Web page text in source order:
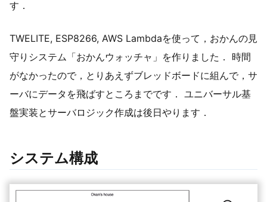
す．
TWELITE, ESP8266, AWS Lambdaを使って，おかんの見
守りシステム「おかんウォッチャ」を作りました． 時間
がなかったので，とりあえずブレッドボードに組んで，サ
ーバにデータを飛ばすところまでです． ユニバーサル基
盤実装とサーバロジック作成は後日やります．
システム構成